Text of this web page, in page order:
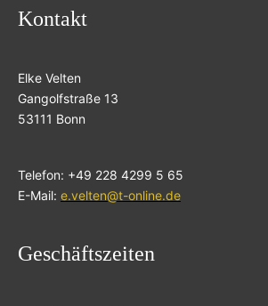
Kontakt
Elke Velten
Gangolfstraße 13
53111 Bonn
Telefon: +49 228 4299 5 65
E-Mail: e.velten@t-online.de
Geschäftszeiten